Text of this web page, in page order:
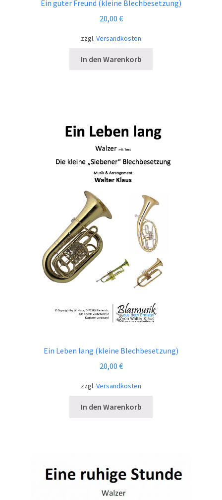
Ein guter Freund (kleine Blechbesetzung)
20,00 €
zzgl. Versandkosten
In den Warenkorb
Ein Leben lang (kleine Blechbesetzung)
20,00 €
zzgl. Versandkosten
In den Warenkorb